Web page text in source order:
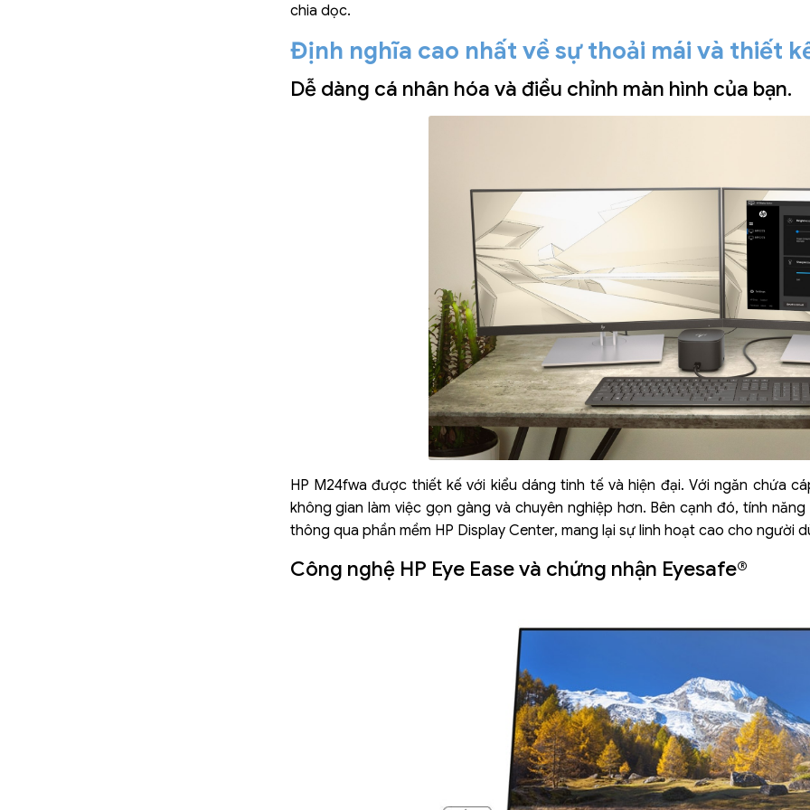
chia dọc.
Định nghĩa cao nhất về sự thoải mái và thiết
Dễ dàng cá nhân hóa và điều chỉnh màn hình của bạn.
HP M24fwa được thiết kế với kiểu dáng tinh tế và hiện đại. Với ngăn chứa
không gian làm việc gọn gàng và chuyên nghiệp hơn. Bên cạnh đó, tính
thông qua phần mềm HP Display Center, mang lại sự linh hoạt cao cho người
Công nghệ HP Eye Ease và chứng nhận Eyesafe®